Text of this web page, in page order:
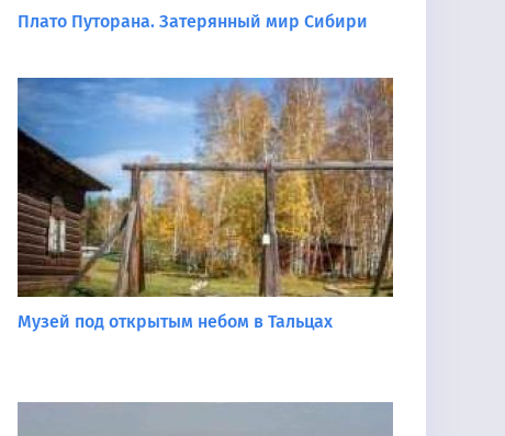
Плато Путорана. Затерянный мир Сибири
Музей под открытым небом в Тальцах